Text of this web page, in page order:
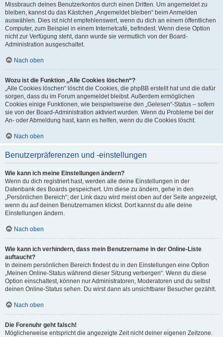
Missbrauch deines Benutzerkontos durch einen Dritten. Um angemeldet zu
bleiben, kannst du das Kästchen „Angemeldet bleiben“ beim Anmelden
auswählen. Dies ist nicht empfehlenswert, wenn du dich an einem öffentlichen
Computer, zum Beispiel in einem Internetcafé, befindest. Wenn diese Option
nicht zur Verfügung steht, dann wurde sie vermutlich von der Board-
Administration ausgeschaltet.
Nach oben
Wozu ist die Funktion „Alle Cookies löschen“?
„Alle Cookies löschen“ löscht die Cookies, die phpBB erstellt hat und die dafür
sorgen, dass du im Forum angemeldet bleibst. Außerdem ermöglichen
Cookies einige Funktionen, wie beispielsweise den „Gelesen“-Status – sofern
sie von der Board-Administration aktiviert wurden. Wenn du Probleme bei der
An- oder Abmeldung hast, kann es helfen, wenn du die Cookies löscht.
Nach oben
Benutzerpräferenzen und -einstellungen
Wie kann ich meine Einstellungen ändern?
Wenn du dich registriert hast, werden alle deine Einstellungen in der
Datenbank des Boards gespeichert. Um diese zu ändern, gehe in den
„Persönlichen Bereich“; der Link dazu wird meist oben auf der Seite angezeigt,
wenn du auf deinen Benutzernamen klickst. Dort kannst du alle deine
Einstellungen ändern.
Nach oben
Wie kann ich verhindern, dass mein Benutzername in der Online-Liste
auftaucht?
In deinem persönlichen Bereich findest du in den Einstellungen eine Option
„Meinen Online-Status während dieser Sitzung verbergen“. Wenn du diese
Option einschaltest, können nur Administratoren, Moderatoren und du selbst
deinen Online-Status sehen. Du wirst dann als unsichtbarer Besucher gezählt.
Nach oben
Die Forenuhr geht falsch!
Möglicherweise entspricht die angezeigte Zeit nicht deiner eigenen Zeitzone.